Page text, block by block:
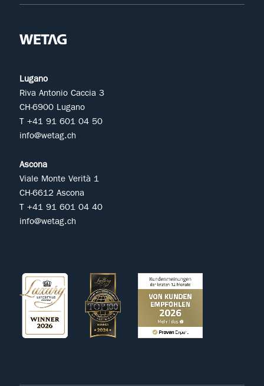
Lugano
Riva Antonio Caccia 3
CH-6900 Lugano
T +41 91 601 04 50
info@wetag.ch
Ascona
Viale Monte Verità 1
CH-6612 Ascona
T +41 91 601 04 40
info@wetag.ch